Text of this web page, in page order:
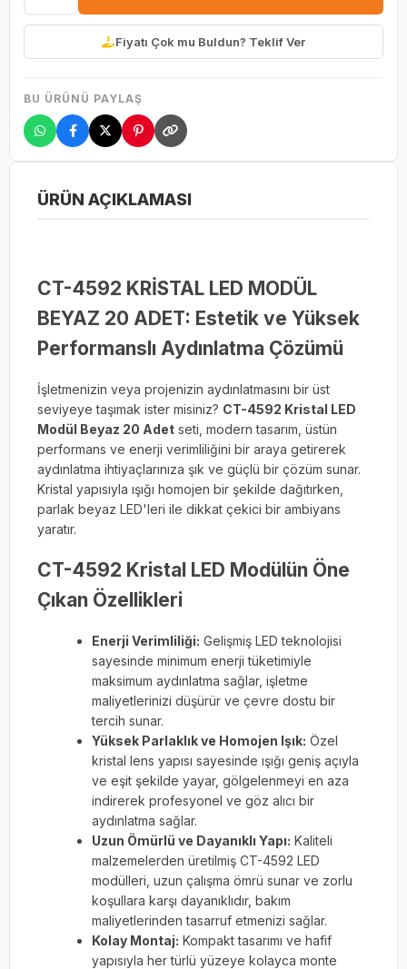
Fiyatı Çok mu Buldun? Teklif Ver
BU ÜRÜNÜ PAYLAŞ
ÜRÜN AÇIKLAMASI
CT-4592 KRİSTAL LED MODÜL
BEYAZ 20 ADET: Estetik ve Yüksek
Performanslı Aydınlatma Çözümü
İşletmenizin veya projenizin aydınlatmasını bir üst
seviyeye taşımak ister misiniz? CT-4592 Kristal LED
Modül Beyaz 20 Adet seti, modern tasarım, üstün
performans ve enerji verimliliğini bir araya getirerek
aydınlatma ihtiyaçlarınıza şık ve güçlü bir çözüm sunar.
Kristal yapısıyla ışığı homojen bir şekilde dağıtırken,
parlak beyaz LED'leri ile dikkat çekici bir ambiyans
yaratır.
CT-4592 Kristal LED Modülün Öne
Çıkan Özellikleri
Enerji Verimliliği: Gelişmiş LED teknolojisi
sayesinde minimum enerji tüketimiyle
maksimum aydınlatma sağlar, işletme
maliyetlerinizi düşürür ve çevre dostu bir
tercih sunar.
Yüksek Parlaklık ve Homojen Işık: Özel
kristal lens yapısı sayesinde ışığı geniş açıyla
ve eşit şekilde yayar, gölgelenmeyi en aza
indirerek profesyonel ve göz alıcı bir
aydınlatma sağlar.
Uzun Ömürlü ve Dayanıklı Yapı: Kaliteli
malzemelerden üretilmiş CT-4592 LED
modülleri, uzun çalışma ömrü sunar ve zorlu
koşullara karşı dayanıklıdır, bakım
maliyetlerinden tasarruf etmenizi sağlar.
Kolay Montaj: Kompakt tasarımı ve hafif
yapısıyla her türlü yüzeye kolayca monte